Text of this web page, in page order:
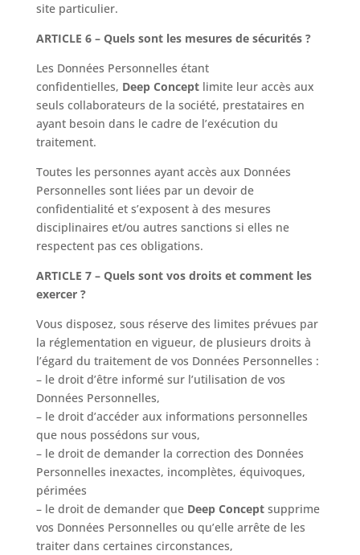
site particulier.
ARTICLE 6 – Quels sont les mesures de sécurités ?
Les Données Personnelles étant
confidentielles, Deep Conceptlimite leur accès aux
seuls collaborateurs de la société, prestataires en
ayant besoin dans le cadre de l’exécution du
traitement.
Toutes les personnes ayant accès aux Données
Personnelles sont liées par un devoir de
confidentialité et s’exposent à des mesures
disciplinaires et/ou autres sanctions si elles ne
respectent pas ces obligations.
ARTICLE 7 – Quels sont vos droits et comment les
exercer ?
Vous disposez, sous réserve des limites prévues par
la réglementation en vigueur, de plusieurs droits à
l’égard du traitement de vos Données Personnelles :
– le droit d’être informé sur l’utilisation de vos
Données Personnelles,
– le droit d’accéder aux informations personnelles
que nous possédons sur vous,
– le droit de demander la correction des Données
Personnelles inexactes, incomplètes, équivoques,
périmées
– le droit de demander que Deep Conceptsupprime
vos Données Personnelles ou qu’elle arrête de les
traiter dans certaines circonstances,